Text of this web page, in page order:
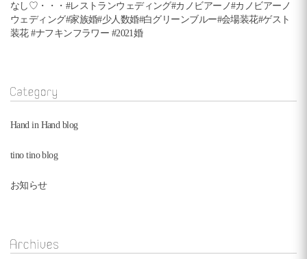
なし♡・・・#レストランウェディング#カノビアーノ#カノビアーノ
ウェディング#家族婚#少人数婚#白グリーンブルー#会場装花#ゲスト
装花 #ナフキンフラワー #2021婚
Category
Hand in Hand blog
tino tino blog
お知らせ
Archives